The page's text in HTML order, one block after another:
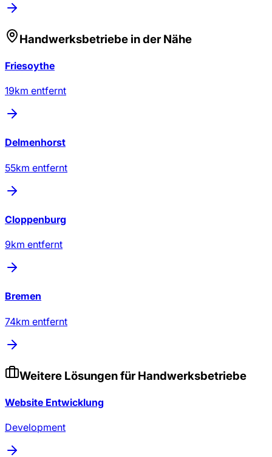
Handwerksbetriebe in der Nähe
Friesoythe
19km entfernt
Delmenhorst
55km entfernt
Cloppenburg
9km entfernt
Bremen
74km entfernt
Weitere Lösungen fürHandwerksbetriebe
Website Entwicklung
Development